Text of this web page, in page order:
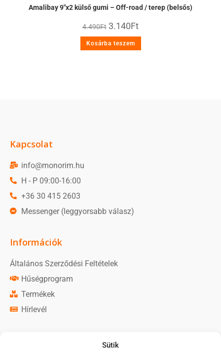
Sütik
Amalibay 9″x2 külső gumi – Off-road / terep (belsős)
4.490Ft 3.140Ft
Kosárba teszem
Kapcsolat
info@monorim.hu
H - P 09:00-16:00
+36 30 415 2603
Messenger (leggyorsabb válasz)
Információk
Általános Szerződési Feltételek
Hűségprogram
Termékek
Hírlevél